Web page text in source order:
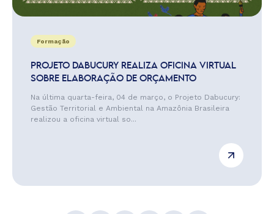
Formação
PROJETO DABUCURY REALIZA OFICINA VIRTUAL
SOBRE ELABORAÇÃO DE ORÇAMENTO
Na última quarta-feira, 04 de março, o Projeto Dabucury:
Gestão Territorial e Ambiental na Amazônia Brasileira
realizou a oficina virtual so...